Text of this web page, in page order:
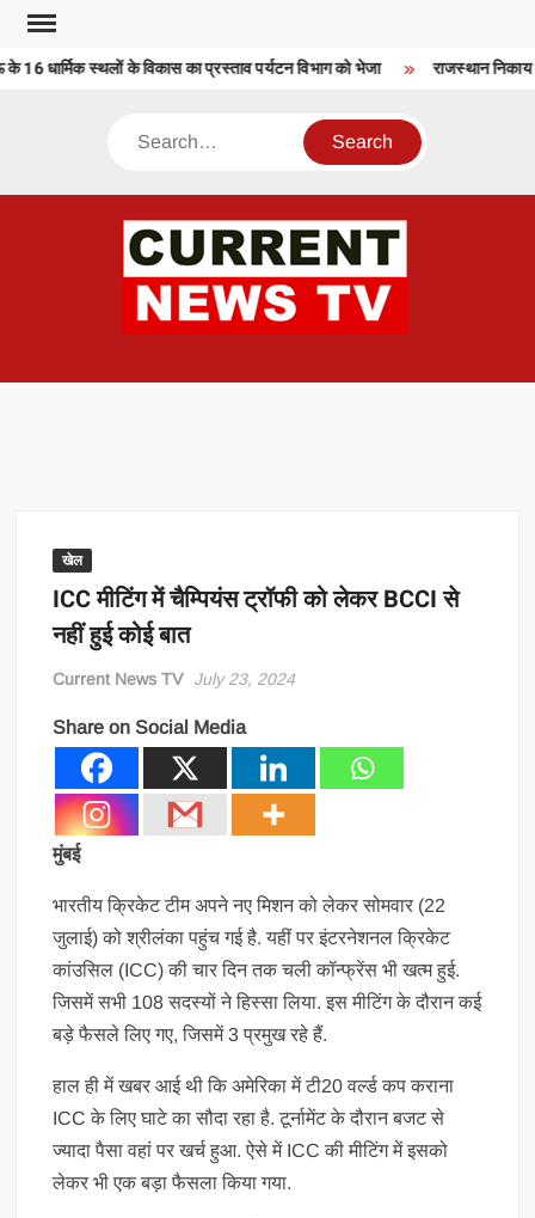
Skip
content
धार्मिक स्थलों के विकास का प्रस्ताव पर्यटन विभाग को भेजा राजस्थान
Search
खेल
ICC मीटिंग में चैम्पियंस ट्रॉफी को लेकर BCCI से
नहीं हुई कोई बात
Current News TV July 23, 2024
Share on Social Media
मुंबई
भारतीय क्रिकेट टीम अपने नए मिशन को लेकर सोमवार (22
जुलाई) को श्रीलंका पहुंच गई है. यहीं पर इंटरनेशनल क्रिकेट
कांउसिल (ICC) की चार दिन तक चली कॉन्फ्रेंस भी खत्म हुई.
जिसमें सभी 108 सदस्यों ने हिस्सा लिया. इस मीटिंग के दौरान कई
बड़े फैसले लिए गए, जिसमें 3 प्रमुख रहे हैं.
हाल ही में खबर आई थी कि अमेरिका में टी20 वर्ल्ड कप कराना
ICC के लिए घाटे का सौदा रहा है. टूर्नामेंट के दौरान बजट से
ज्यादा पैसा वहां पर खर्च हुआ. ऐसे में ICC की मीटिंग में इसको
लेकर भी एक बड़ा फैसला किया गया.